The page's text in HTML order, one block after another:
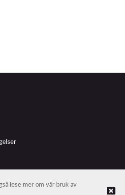
lese mer om vår bruk av